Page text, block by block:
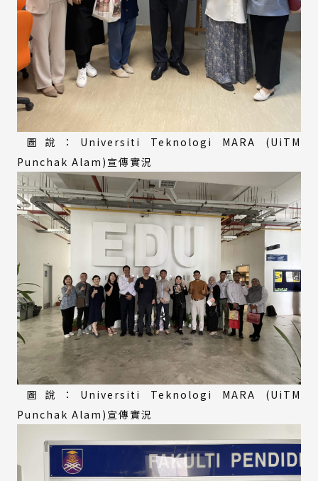
圖說：Universiti Teknologi MARA (UiTM
Punchak Alam)宣傳實況
圖說：Universiti Teknologi MARA (UiTM
Punchak Alam)宣傳實況